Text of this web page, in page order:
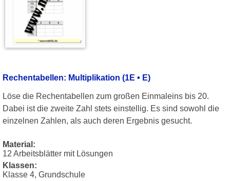
Rechentabellen: Multiplikation (1E • E)
Löse die Rechentabellen zum großen Einmaleins bis 20.
Dabei ist die zweite Zahl stets einstellig. Es sind sowohl die
einzelnen Zahlen, als auch deren Ergebnis gesucht.
Material:
12 Arbeitsblätter mit Lösungen
Klassen:
Klasse 4, Grundschule